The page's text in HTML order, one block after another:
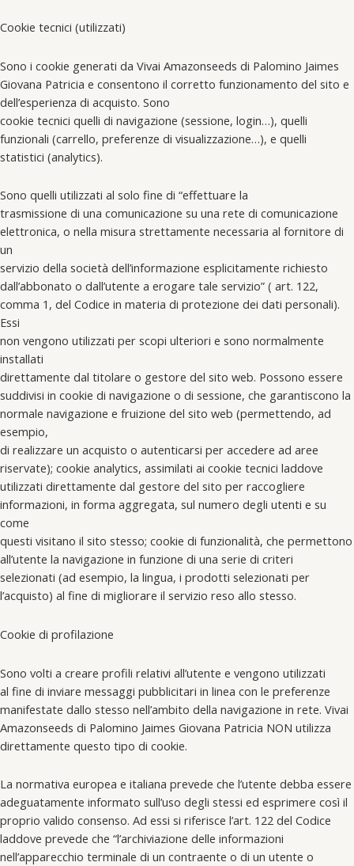
Cookie tecnici (utilizzati)
Sono i cookie generati da Vivai Amazonseeds di Palomino Jaimes
Giovana Patricia e consentono il corretto funzionamento del sito e
dell’esperienza di acquisto. Sono
cookie tecnici quelli di navigazione (sessione, login…), quelli
funzionali (carrello, preferenze di visualizzazione…), e quelli
statistici (analytics).
Sono quelli utilizzati al solo fine di “effettuare la
trasmissione di una comunicazione su una rete di comunicazione
elettronica, o nella misura strettamente necessaria al fornitore di
un
servizio della società dell’informazione esplicitamente richiesto
dall’abbonato o dall’utente a erogare tale servizio” ( art. 122,
comma 1, del Codice in materia di protezione dei dati personali).
Essi
non vengono utilizzati per scopi ulteriori e sono normalmente
installati
direttamente dal titolare o gestore del sito web. Possono essere
suddivisi in cookie di navigazione o di sessione, che garantiscono la
normale navigazione e fruizione del sito web (permettendo, ad
esempio,
di realizzare un acquisto o autenticarsi per accedere ad aree
riservate); cookie analytics, assimilati ai cookie tecnici laddove
utilizzati direttamente dal gestore del sito per raccogliere
informazioni, in forma aggregata, sul numero degli utenti e su
come
questi visitano il sito stesso; cookie di funzionalità, che permettono
all’utente la navigazione in funzione di una serie di criteri
selezionati (ad esempio, la lingua, i prodotti selezionati per
l’acquisto) al fine di migliorare il servizio reso allo stesso.
Cookie di profilazione
Sono volti a creare profili relativi all’utente e vengono utilizzati
al fine di inviare messaggi pubblicitari in linea con le preferenze
manifestate dallo stesso nell’ambito della navigazione in rete. Vivai
Amazonseeds di Palomino Jaimes Giovana Patricia NON utilizza
direttamente questo tipo di cookie.
La normativa europea e italiana prevede che l’utente debba essere
adeguatamente informato sull’uso degli stessi ed esprimere così il
proprio valido consenso. Ad essi si riferisce l’art. 122 del Codice
laddove prevede che “l’archiviazione delle informazioni
nell’apparecchio terminale di un contraente o di un utente o